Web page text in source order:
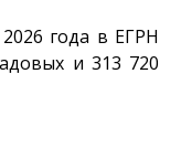
года в ЕГРН
и 313 720